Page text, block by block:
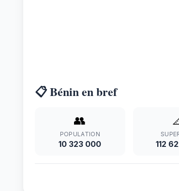
📋 Bénin en bref
👥
POPULATION
10 323 000 112